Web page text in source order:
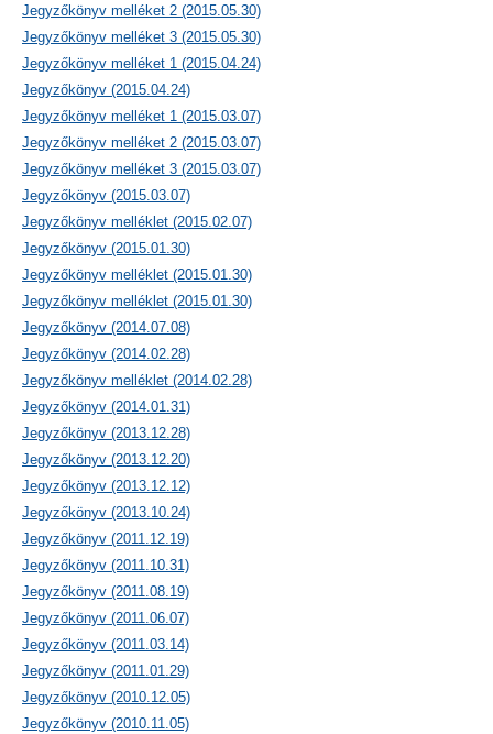
Jegyzőkönyv melléket 2 (2015.05.30)
Jegyzőkönyv melléket 3 (2015.05.30)
Jegyzőkönyv melléket 1 (2015.04.24)
Jegyzőkönyv (2015.04.24)
Jegyzőkönyv melléket 1 (2015.03.07)
Jegyzőkönyv melléket 2 (2015.03.07)
Jegyzőkönyv melléket 3 (2015.03.07)
Jegyzőkönyv (2015.03.07)
Jegyzőkönyv melléklet (2015.02.07)
Jegyzőkönyv (2015.01.30)
Jegyzőkönyv melléklet (2015.01.30)
Jegyzőkönyv melléklet (2015.01.30)
Jegyzőkönyv (2014.07.08)
Jegyzőkönyv (2014.02.28)
Jegyzőkönyv melléklet (2014.02.28)
Jegyzőkönyv (2014.01.31)
Jegyzőkönyv (2013.12.28)
Jegyzőkönyv (2013.12.20)
Jegyzőkönyv (2013.12.12)
Jegyzőkönyv (2013.10.24)
Jegyzőkönyv (2011.12.19)
Jegyzőkönyv (2011.10.31)
Jegyzőkönyv (2011.08.19)
Jegyzőkönyv (2011.06.07)
Jegyzőkönyv (2011.03.14)
Jegyzőkönyv (2011.01.29)
Jegyzőkönyv (2010.12.05)
Jegyzőkönyv (2010.11.05)